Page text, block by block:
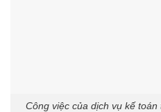
Công việc của dịch vụ kế